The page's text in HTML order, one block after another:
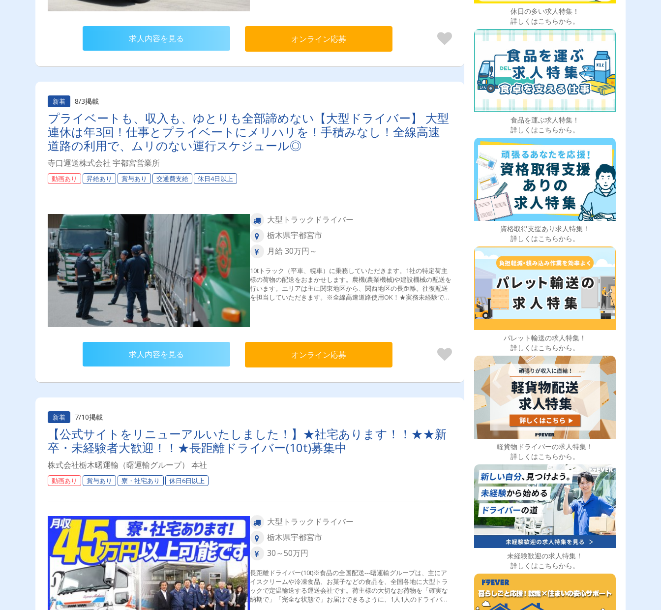
求人内容を見る オンライン応募
新着 8/3掲載
プライベートも、収入も、ゆとりも全部諦めない【大型ドライバー】 大型
連休は年3回！仕事とプライベートにメリハリを！手積みなし！全線高速
道路の利用で、ムリのない運行スケジュール◎
寺口運送株式会社 宇都宮営業所
動画あり 昇給あり 賞与あり 交通費支給 休日4日以上
大型トラックドライバー
栃木県宇都宮市
月給 30万円～
10tトラック（平車、幌車）に乗務していただきます。1社の特定荷主
様の荷物の配送をおまかせします。農機(農業機械)や建設機械の配送を
行います。エリアは主に関東地区から、関西地区の長距離。往復配送
を担当していただきます。※全線高速道路使用OK！★実務未経験でも
で、実務経験がない方も段階を追って成長していけます。
求人内容を見る オンライン応募
新着 7/10掲載
【公式サイトをリニューアルいたしました！】★社宅あります！！★★新
卒・未経験者大歓迎！！★長距離ドライバー(10t)募集中
株式会社栃木曙運輸（曙運輸グループ） 本社
動画あり 賞与あり 寮・社宅あり 休日6日以上
大型トラックドライバー
栃木県宇都宮市
30～50万円
長距離ドライバー(10t)※食品の全国配送---曙運輸グループは、主にア
イスクリームや冷凍食品、お菓子などの食品を、全国各地に大型トラ
ックで定温輸送する運送会社です。荷主様の大切なお荷物を「確実な
納期で」「完全な状態で」お届けできるように、1人1人のドライバー
休日の多い求人特集！
詳しくはこちらから。
食品を運ぶ求人特集！
詳しくはこちらから。
資格取得支援あり求人特集！
詳しくはこちらから。
パレット輸送の求人特集！
詳しくはこちらから。
軽貨物ドライバーの求人特集！
詳しくはこちらから。
未経験歓迎の求人特集！
詳しくはこちらから。